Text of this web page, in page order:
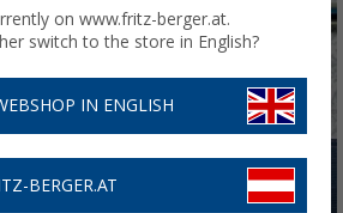
on www.fritz-berger.at.
switch to the store in English?
IN ENGLISH
BERGER.AT